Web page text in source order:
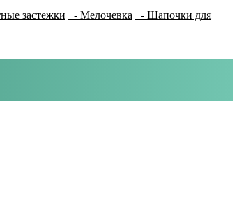
застежки - Мелочевка
- Шапочки для